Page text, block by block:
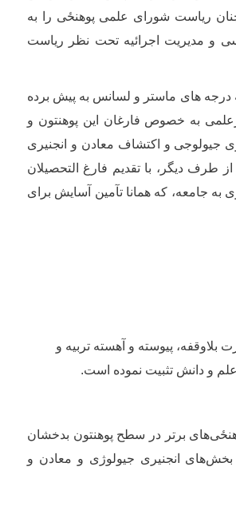
ریاست شورای علمی پوهنځی را به
و مدیریت اجرائیه تحت نظر ریاست
درجه های ماستر و لسانس به پیش برده
به خصوص فارغان این پوهنتون و
جیولوجی و اکتشاف معادن و انجنیری
طرف دیگر، با تقدیم فارغ التحصیلان
جامعه، که همانا تآمین آسایش برای
بلاوقفه، پیوسته و آهسته تربیه و
و دانش تثبیت نموده است.
برتر در سطح پوهنتون بدخشان
انجنیری جیولوژی و معادن و